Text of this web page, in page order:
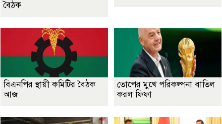
বৈঠক
বিএনপির স্থায়ী কমিটির বৈঠক
আজ
তোপের মুখে পরিকল্পনা বাতিল
করল ফিফা